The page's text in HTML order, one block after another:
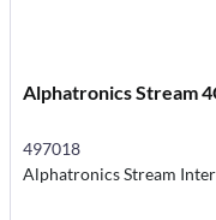
Alphatronics Stream
497018
Alphatronics Stream